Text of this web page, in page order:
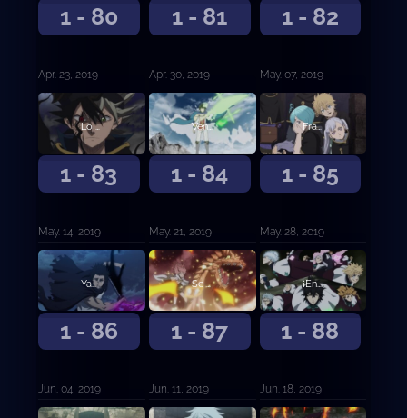
1 - 80
Apr. 23, 2019
1 - 81
Apr. 30, 2019
1 - 82
May. 07, 2019
1 - 83
Lo grabaré en vuestra memoria
May. 14, 2019
1 - 84
Vencedores
May. 21, 2019
1 - 85
Fraternizar al Desnudo
May. 28, 2019
1 - 86
Yami y Vangeance
Jun. 04, 2019
1 - 87
Se forman los Caballeros Reales
Jun. 11, 2019
1 - 88
¡Entrada a la guardia de Ojo de la Noche Blanca!
Jun. 18, 2019